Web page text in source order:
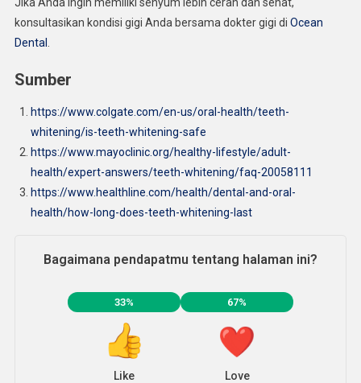
konsultasikan kondisi gigi Anda bersama dokter gigi di Ocean
Dental
Sumber
https://www.colgate.com/en-us/oral-health/teeth-
whitening/is-teeth-whitening-safe
https://www.mayoclinic.org/healthy-lifestyle/adult-
health/expert-answers/teeth-whitening/faq-20058111
https://www.healthline.com/health/dental-and-oral-
health/how-long-does-teeth-whitening-last
Bagaimana pendapatmu tentang halaman ini?
33%
Like
67%
Love